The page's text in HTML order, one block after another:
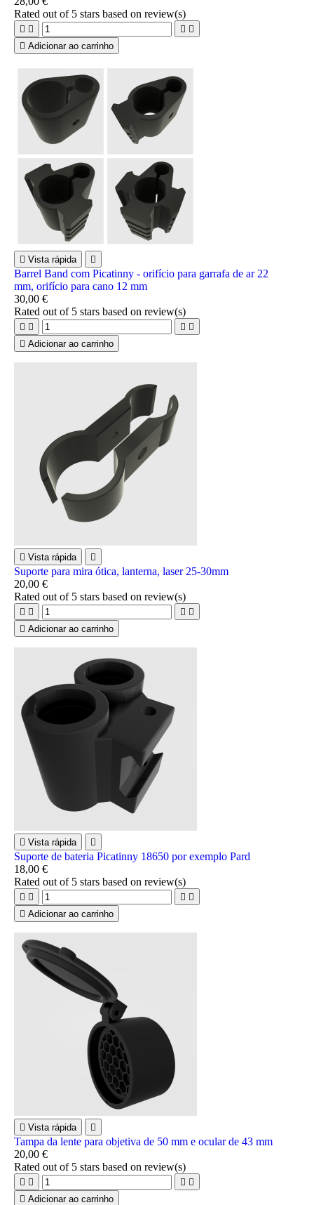
Rated out of 5 stars based on review(s)
   
 Adicionar ao carrinho
 Vista rápida 
Barrel Band com Picatinny - orifício para garrafa de ar 22
mm, orifício para cano 12 mm
30,00 €
Rated out of 5 stars based on review(s)
   
 Adicionar ao carrinho
 Vista rápida 
Suporte para mira ótica, lanterna, laser 25-30mm
20,00 €
Rated out of 5 stars based on review(s)
   
 Adicionar ao carrinho
 Vista rápida 
Suporte de bateria Picatinny 18650 por exemplo Pard
18,00 €
Rated out of 5 stars based on review(s)
   
 Adicionar ao carrinho
 Vista rápida 
Tampa da lente para objetiva de 50 mm e ocular de 43 mm
20,00 €
Rated out of 5 stars based on review(s)
   
 Adicionar ao carrinho